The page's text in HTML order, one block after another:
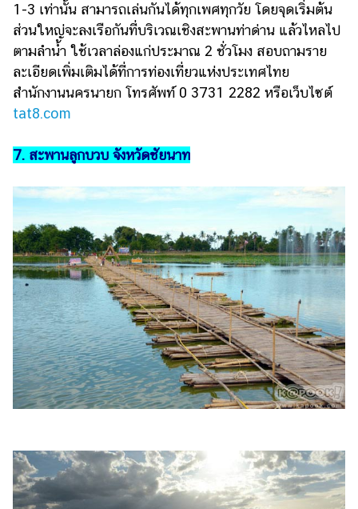
1-3 เท่านั้น สามารถเล่นกันได้ทุกเพศทุกวัย โดยจุดเริ่มต้น
ส่วนใหญ่จะลงเรือกันที่บริเวณเชิงสะพานท่าด่าน แล้วไหลไป
ตามลำน้ำ ใช้เวลาล่องแก่ประมาณ 2 ชั่วโมง สอบถามราย
ละเอียดเพิ่มเติมได้ที่การท่องเที่ยวแห่งประเทศไทย
สำนักงานนครนายก โทรศัพท์ 0 3731 2282 หรือเว็บไซต์
tat8.com
7. สะพานลูกบวบ จังหวัดชัยนาท